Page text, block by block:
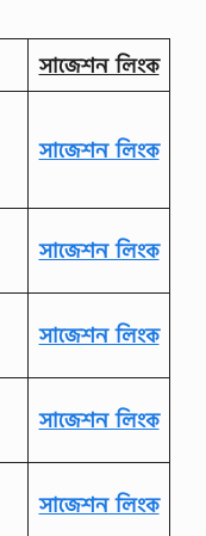
সাজেশন লিংক
সাজেশন লিংক
সাজেশন লিংক
সাজেশন লিংক
সাজেশন লিংক
সাজেশন লিংক